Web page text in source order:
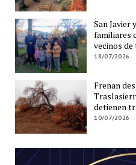
San Javier
familiares
vecinos de
18/07/2026
Frenan
detienen
10/07/2026